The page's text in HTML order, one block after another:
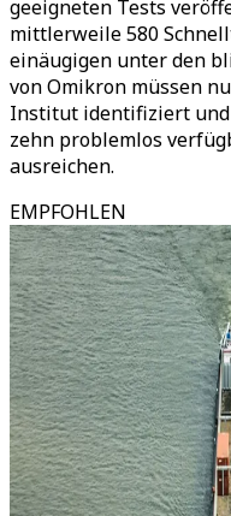
geeigneten Tests
mittlerweile 580
einäugigen unter den
von Omikron müssen
Institut identifiziert und
zehn problemlos
ausreichen.
EMPFOHLEN